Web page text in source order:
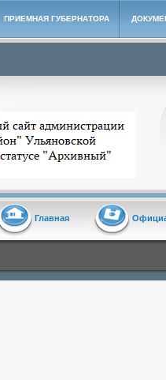
ПРИЕМНАЯ ГУБЕРНАТОРА
МО "Карсунский район"
Главная